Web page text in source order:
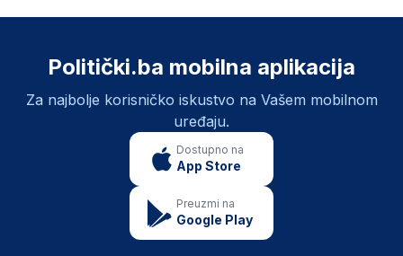
Politički.ba mobilna aplikacija
Za najbolje korisničko iskustvo na Vašem mobilnom
uređaju.
Dostupno na
App Store
Preuzmi na
Google Play